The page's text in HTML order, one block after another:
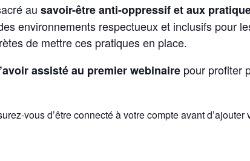
ausavoir-être anti-oppressif et aux
environnements respectueux et inclusifs pour
de mettre ces pratiques en place.
assisté au premier webinaire pour profiter
vous d’être connecté à votre compte avant